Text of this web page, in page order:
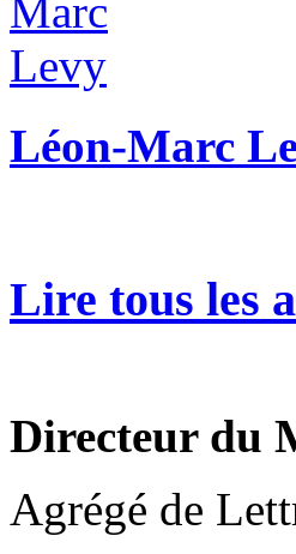
Léon-Marc
Lire tous les
Directeur du
Agrégé de